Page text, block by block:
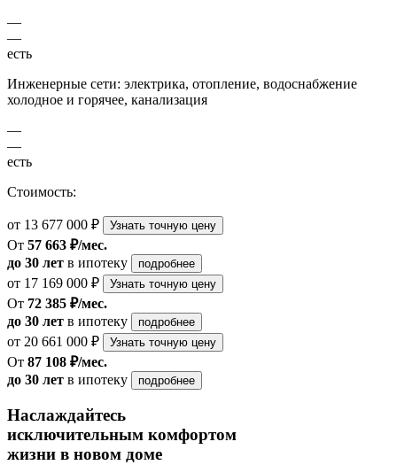
—
—
есть
Инженерные сети: электрика, отопление, водоснабжение
холодное и горячее, канализация
—
—
есть
Стоимость:
от 13 677 000 ₽ Узнать точную цену
От 57 663 ₽/мес.
до 30 лет в ипотеку подробнее
от 17 169 000 ₽ Узнать точную цену
От 72 385 ₽/мес.
до 30 лет в ипотеку подробнее
от 20 661 000 ₽ Узнать точную цену
От 87 108 ₽/мес.
до 30 лет в ипотеку подробнее
Наслаждайтесь
исключительным комфортом
жизни в новом доме